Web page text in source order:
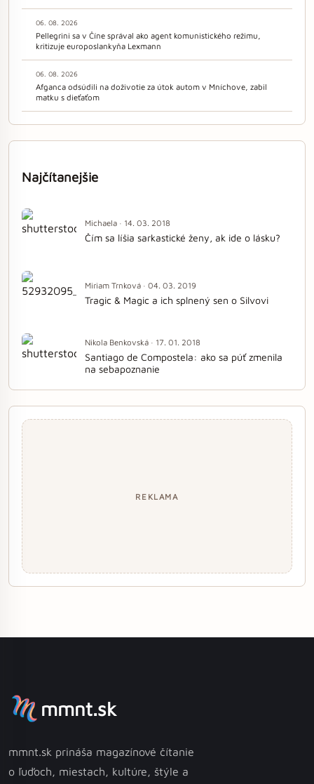
06. 08. 2026
Pellegrini sa v Číne správal ako agent komunistického režimu,
kritizuje europoslankyňa Lexmann
06. 08. 2026
Afganca odsúdili na doživotie za útok autom v Mníchove, zabil
matku s dieťaťom
Najčítanejšie
Michaela · 14. 03. 2018
Čím sa líšia sarkastické ženy, ak ide o lásku?
Miriam Trnková · 04. 03. 2019
Tragic & Magic a ich splnený sen o Silvovi
Nikola Benkovská · 17. 01. 2018
Santiago de Compostela: ako sa púť zmenila
na sebapoznanie
REKLAMA
mmnt.sk
mmnt.sk prináša magazínové čítanie
o ľuďoch, miestach, kultúre, štýle a